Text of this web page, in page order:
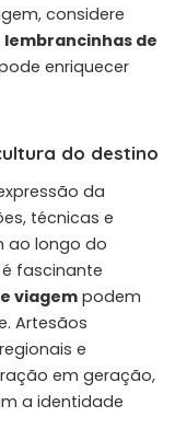
considere
lembrancinhas de
enriquecer
do destino
da
técnicas e
ao longo do
fascinante
viagem podem
Artesãos
e
em geração,
a identidade